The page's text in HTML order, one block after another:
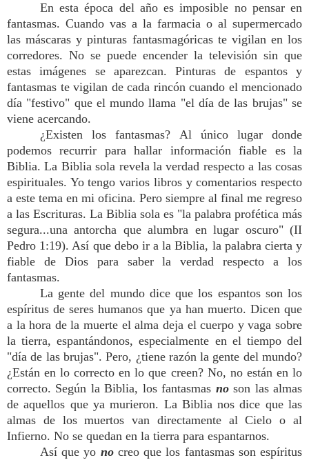
En esta época del año es imposible no pensar en
fantasmas. Cuando vas a la farmacia o al supermercado
las máscaras y pinturas fantasmagóricas te vigilan en los
corredores. No se puede encender la televisión sin que
estas imágenes se aparezcan. Pinturas de espantos y
fantasmas te vigilan de cada rincón cuando el mencionado
día "festivo" que el mundo llama "el día de las brujas" se
viene acercando.
¿Existen los fantasmas? Al único lugar donde
podemos recurrir para hallar información fiable es la
Biblia. La Biblia sola revela la verdad respecto a las cosas
espirituales. Yo tengo varios libros y comentarios respecto
a este tema en mi oficina. Pero siempre al final me regreso
a las Escrituras. La Biblia sola es "la palabra profética más
segura...una antorcha que alumbra en lugar oscuro" (II
Pedro 1:19). Así que debo ir a la Biblia, la palabra cierta y
fiable de Dios para saber la verdad respecto a los
fantasmas.
La gente del mundo dice que los espantos son los
espíritus de seres humanos que ya han muerto. Dicen que
a la hora de la muerte el alma deja el cuerpo y vaga sobre
la tierra, espantándonos, especialmente en el tiempo del
"día de las brujas". Pero, ¿tiene razón la gente del mundo?
¿Están en lo correcto en lo que creen? No, no están en lo
correcto. Según la Biblia, los fantasmas noson las almas
de aquellos que ya murieron. La Biblia nos dice que las
almas de los muertos van directamente al Cielo o al
Infierno. No se quedan en la tierra para espantarnos.
Así que yo no creo que los fantasmas son espíritus